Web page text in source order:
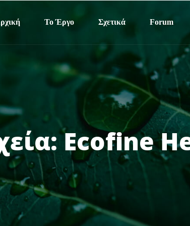
Το Έργο Σχετικά Forum
Ecofine